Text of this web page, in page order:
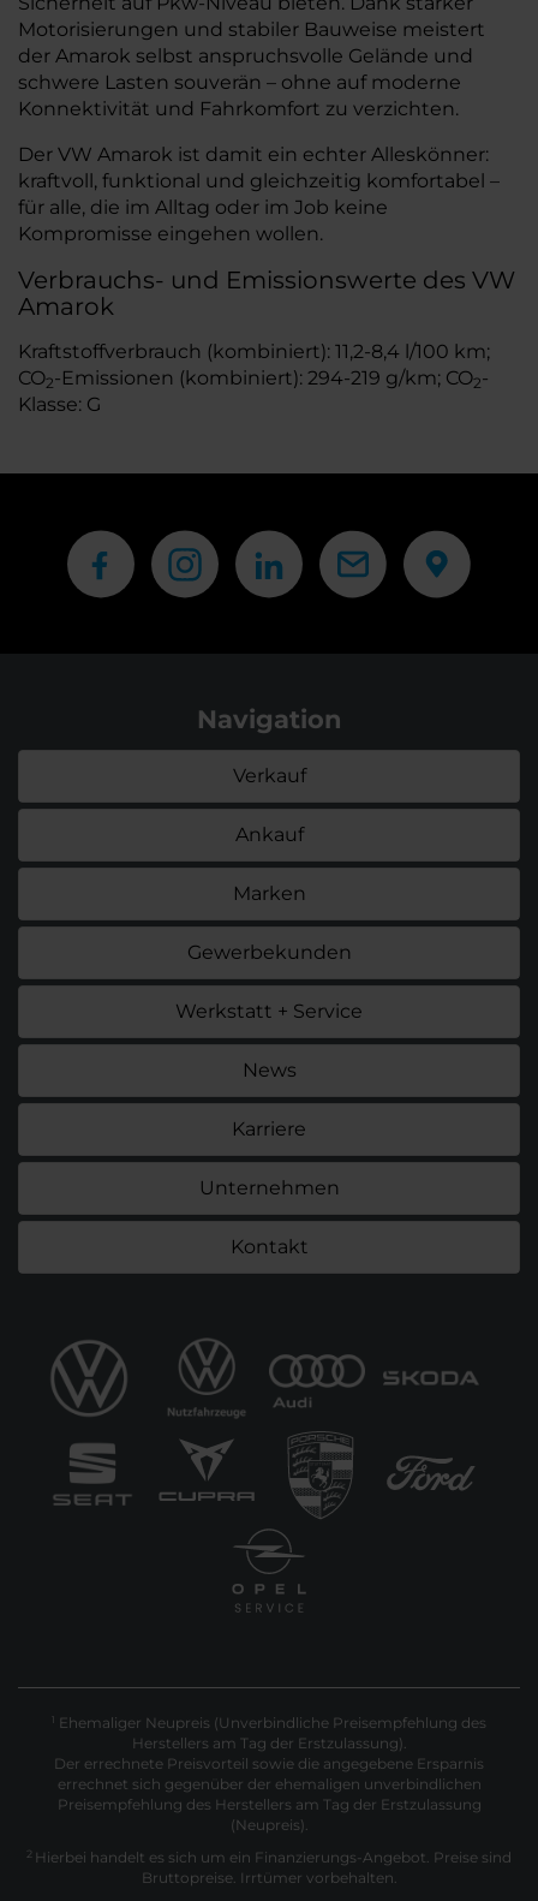
Motorisierungen und stabiler Bauweise meistert
der Amarok selbst anspruchsvolle Gelände und
schwere Lasten souverän – ohne auf moderne
Konnektivität und Fahrkomfort zu verzichten.
Der VW Amarok ist damit ein echter Alleskönner:
kraftvoll, funktional und gleichzeitig komfortabel –
für alle, die im Alltag oder im Job keine
Kompromisse eingehen wollen.
Verbrauchs- und Emissionswerte des VW
Amarok
Kraftstoffverbrauch (kombiniert): 11,2-8,4 l/100 km;
CO2-Emissionen (kombiniert): 294-219 g/km; CO2-
Klasse: G
Navigation
Verkauf
Ankauf
Marken
Gewerbekunden
Werkstatt + Service
News
Karriere
Unternehmen
Kontakt
1 Ehemaliger Neupreis (Unverbindliche Preisempfehlung des
Herstellers am Tag der Erstzulassung).
Der errechnete Preisvorteil sowie die angegebene Ersparnis
errechnet sich gegenüber der ehemaligen unverbindlichen
Preisempfehlung des Herstellers am Tag der Erstzulassung
(Neupreis).
2 Hierbei handelt es sich um ein Finanzierungs-Angebot. Preise sind
Bruttopreise. Irrtümer vorbehalten.